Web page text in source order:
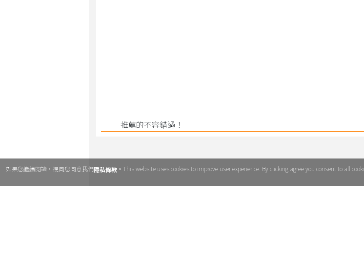
推薦的不容錯過！
如果您繼續閱讀，視同您同意我們隱私條款 。This website uses cookies to improve user experience. By clicking agree you consent to all